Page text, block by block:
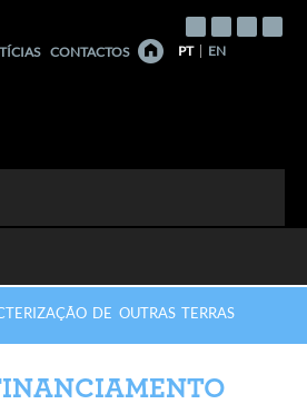
CONTACTOS PT EN
DE OUTRAS TERRAS